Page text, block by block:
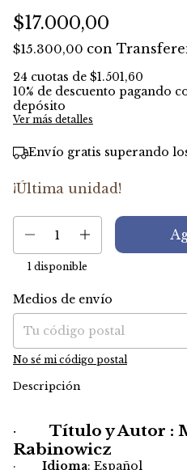
$17.000,00
$15.300,00 con
24 cuotas de $1.501,60
10% de descuento pagando
depósito
Ver más detalles
Envío gratis superando
¡Última unidad!
1 disponible
Entregas para el CP:
Medios de envío
No sé mi código postal
Descripción
· Título y Autor :
Rabinowicz
· Idioma: Español